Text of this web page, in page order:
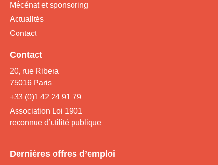
Mécénat et sponsoring
Actualités
Contact
Contact
20, rue Ribera
75016 Paris
+33 (0)1 42 24 91 79
Association Loi 1901
reconnue d’utilité publique
Dernières offres d’emploi